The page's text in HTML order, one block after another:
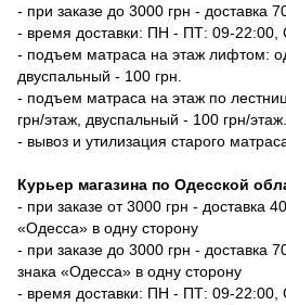
- при заказе до 3000 грн - доставка
- время доставки: ПН - ПТ: 09-22:00,
- подъем матраса на этаж лифтом:
двуспальный - 100 грн.
- подъем матраса на этаж по
грн/этаж, двуспальный - 100 грн/этаж.
- вывоз и утилизация старого
Курьер магазина по Одесской
- при заказе от 3000 грн - доставка
«Одесса» в одну сторону
- при заказе до 3000 грн - доставка
знака «Одесса» в одну сторону
- время доставки: ПН - ПТ: 09-22:00,